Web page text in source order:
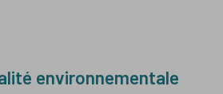
environnementale